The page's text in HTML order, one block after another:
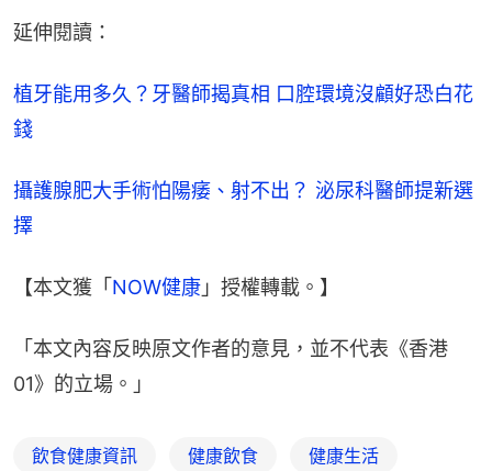
延伸閱讀：
植牙能用多久？牙醫師揭真相 口腔環境沒顧好恐白花
錢
攝護腺肥大手術怕陽痿、射不出？ 泌尿科醫師提新選
擇
【本文獲「NOW健康 」授權轉載。】
「本文內容反映原文作者的意見，並不代表《香港
01》的立場。」
飲食健康資訊 健康飲食 健康生活